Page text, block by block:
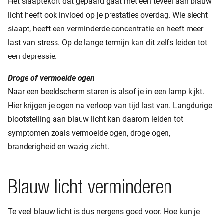
licht heeft ook invloed op je prestaties overdag. Wie slecht
slaapt, heeft een verminderde concentratie en heeft meer
last van stress. Op de lange termijn kan dit zelfs leiden tot
een depressie.
Droge of vermoeide ogen
Naar een beeldscherm staren is alsof je in een lamp kijkt.
Hier krijgen je ogen na verloop van tijd last van. Langdurige
blootstelling aan blauw licht kan daarom leiden tot
symptomen zoals vermoeide ogen, droge ogen,
branderigheid en wazig zicht.
Blauw licht verminderen
Te veel blauw licht is dus nergens goed voor. Hoe kun je